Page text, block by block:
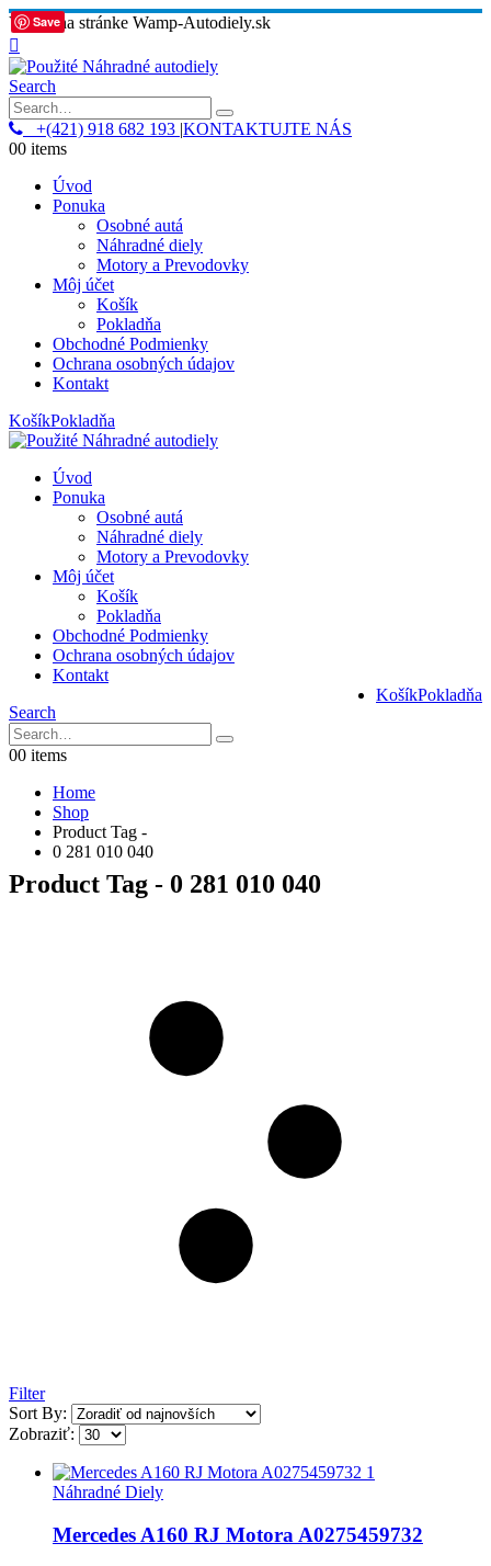
Vitajte na stránke Wamp-Autodiely.sk
Search
+(421) 918 682 193 |KONTAKTUJTE NÁS
00 items
Úvod
Ponuka
Osobné autá
Náhradné diely
Motory a Prevodovky
Môj účet
Košík
Pokladňa
Obchodné Podmienky
Ochrana osobných údajov
Kontakt
KošíkPokladňa
Úvod
Ponuka
Osobné autá
Náhradné diely
Motory a Prevodovky
Môj účet
Košík
Pokladňa
Obchodné Podmienky
Ochrana osobných údajov
Kontakt
KošíkPokladňa
Search
00 items
Home
Shop
Product Tag -
0 281 010 040
Product Tag - 0 281 010 040
Filter
Sort By:
Zobraziť:
Save
Náhradné Diely
Mercedes A160 RJ Motora A0275459732